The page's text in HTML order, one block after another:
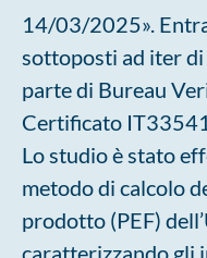
14/03/2025».
sottoposti ad iter
parte di Bureau
Certificato
Lo studio è stato
metodo di calcolo
prodotto (PEF)
caratterizzando gli